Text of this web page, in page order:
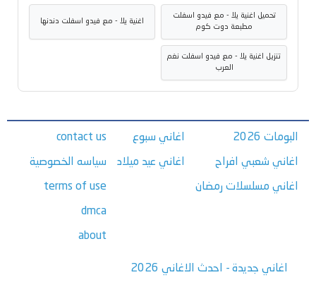
تحميل اغنية يلا - مع فيدو اسفلت
مطبعة دوت كوم
اغنية يلا - مع فيدو اسفلت دندنها
تنزيل اغنية يلا - مع فيدو اسفلت نغم
العرب
البومات 2026
اغاني شعبي افراح
اغاني مسلسلات رمضان
اغاني سبوع
اغاني عيد ميلاد
contact us
سياسه الخصوصية
terms of use
dmca
about
اغاني جديدة - احدث الاغاني 2026